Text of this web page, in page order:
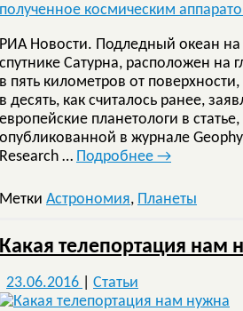
РИА Новости. Подледный океан
спутнике Сатурна, расположен на
в пять километров от
в десять, как считалось ранее,
европейские планетологи в статье,
опубликованной в журнале
Research … Подробнее →
Метки Астрономия, Планеты
Какая телепортация нам
23.06.2016 Статьи